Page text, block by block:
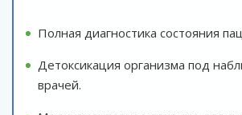
Полная диагностика состояния
Детоксикация организма под
врачей.